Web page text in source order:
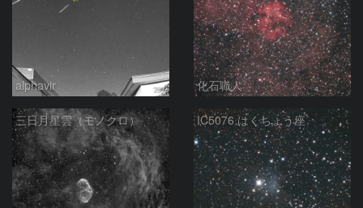
alphavir 化石職人
三日月星雲（モノクロ） IC5076 はくちょう座